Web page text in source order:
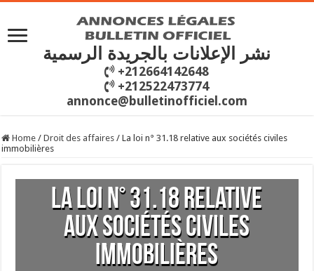
نشر الإعلانات بالجريدة الرسمية
+212664142648
+212522473774
annonce@bulletinofficiel.com
Home / Droit des affaires / La loi n° 31.18 relative aux sociétés civiles
immobilières
La loi n° 31.18 relative
aux sociétés civiles
immobilières